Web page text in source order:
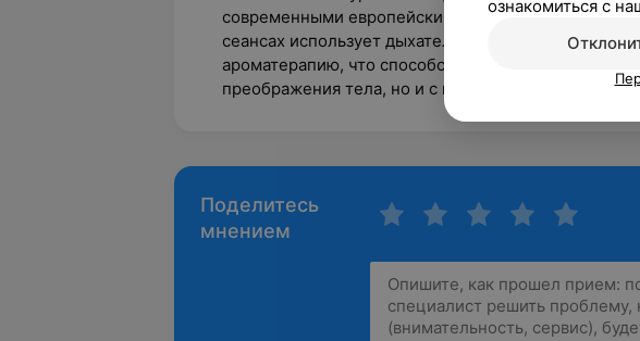
современными европейскими и восточными
сеансах использует дыхательные гимнастики,
ароматерапию, что способствует работе не
преображения тела, но и с психоэмоциональным
Поделитесь
мнением
ознакомиться с